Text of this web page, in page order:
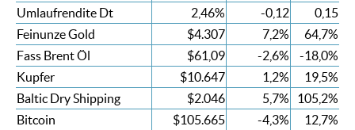
Umlaufrendite Dt
2,46% -0,12
0,15
Feinunze Gold
$4.307 7,2%
64,7%
Fass Brent Öl
$61,09 -2,6%
-18,0%
Kupfer
$10.647 1,2%
19,5%
Baltic Dry Shipping
$2.046 5,7%
105,2%
Bitcoin
$105.665 -4,3% 12,7%